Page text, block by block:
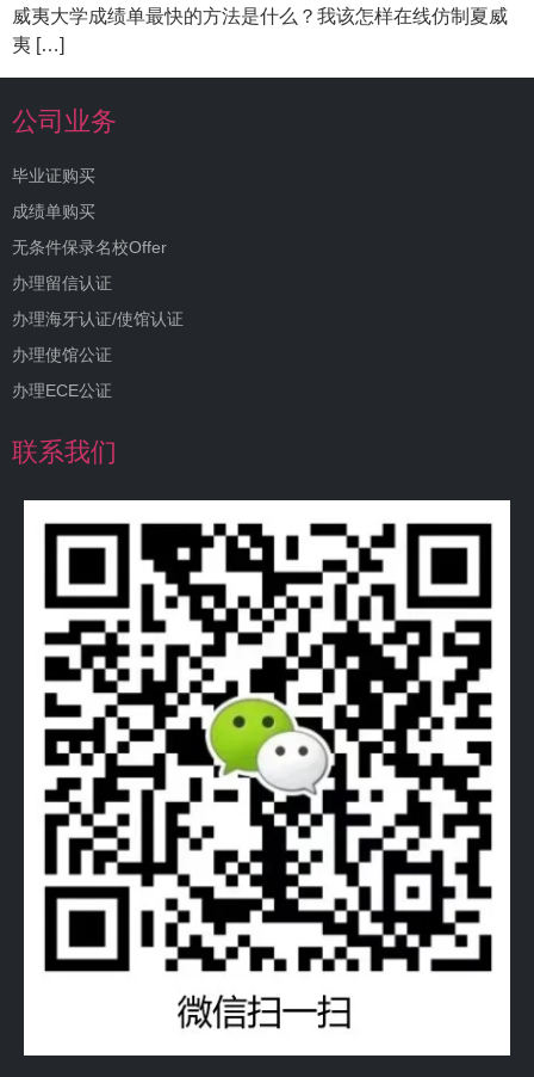
威夷大学成绩单最快的方法是什么？我该怎样在线仿制夏威
夷 […]
公司业务
毕业证购买
成绩单购买
无条件保录名校Offer
办理留信认证
办理海牙认证/使馆认证
办理使馆公证
办理ECE公证
联系我们